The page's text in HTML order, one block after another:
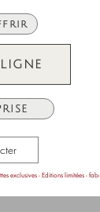
exclusives - Editions limitées -